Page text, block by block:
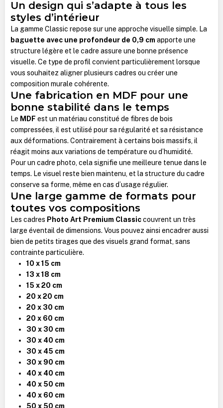
Un design qui s’adapte à tous les
styles d’intérieur
La gamme Classic repose sur une approche visuelle simple. La
baguette avec une profondeur de 0,9 cm apporte une
structure légère et le cadre assure une bonne présence
visuelle. Ce type de profil convient particulièrement lorsque
vous souhaitez aligner plusieurs cadres ou créer une
composition murale cohérente.
Une fabrication en MDF pour une
bonne stabilité dans le temps
Le MDF est un matériau constitué de fibres de bois
compressées, il est utilisé pour sa régularité et sa résistance
aux déformations. Contrairement à certains bois massifs, il
réagit moins aux variations de température ou d’humidité.
Pour un cadre photo, cela signifie une meilleure tenue dans le
temps. Le visuel reste bien maintenu, et la structure du cadre
conserve sa forme, même en cas d’usage régulier.
Une large gamme de formats pour
toutes vos compositions
Les cadres Photo Art Premium Classiccouvrent un très
large éventail de dimensions. Vous pouvez ainsi encadrer aussi
bien de petits tirages que des visuels grand format, sans
contrainte particulière.
10 x 15 cm
13 x 18 cm
15 x 20 cm
20 x 20 cm
20 x 30 cm
20 x 60 cm
30 x 30 cm
30 x 40 cm
30 x 45 cm
30 x 90 cm
40 x 40 cm
40 x 50 cm
40 x 60 cm
50 x 50 cm